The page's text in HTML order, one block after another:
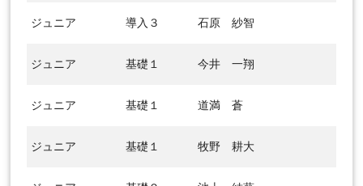
ジュニア 導入３ 石原 紗智
ジュニア 基礎１ 今井 一翔
ジュニア 基礎１ 道満 蒼
ジュニア 基礎１ 牧野 耕大